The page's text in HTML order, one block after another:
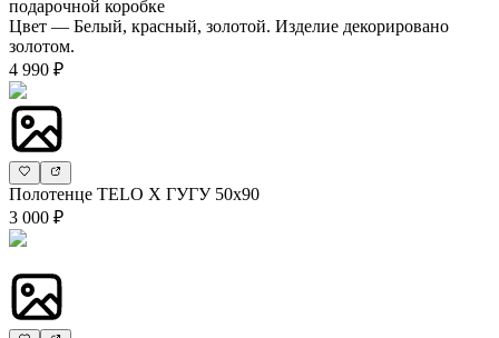
подарочной коробке
Цвет — Белый, красный, золотой. Изделие декорировано
золотом.
4 990 ₽
Полотенце TELO X ГУГУ 50х90
3 000 ₽